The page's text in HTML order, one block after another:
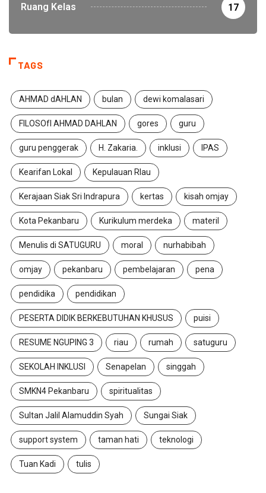
Ruang Kelas 17
TAGS
AHMAD dAHLAN bulan dewi komalasari
FILOSOfI AHMAD DAHLAN gores guru
guru penggerak H. Zakaria. inklusi IPAS
Kearifan Lokal Kepulauan RIau
Kerajaan Siak Sri Indrapura kertas kisah omjay
Kota Pekanbaru Kurikulum merdeka materil
Menulis di SATUGURU moral nurhabibah
omjay pekanbaru pembelajaran pena
pendidika pendidikan
PESERTA DIDIK BERKEBUTUHAN KHUSUS puisi
RESUME NGUPING 3 riau rumah satuguru
SEKOLAH INKLUSI Senapelan singgah
SMKN4 Pekanbaru spiritualitas
Sultan Jalil Alamuddin Syah Sungai Siak
support system taman hati teknologi
Tuan Kadi tulis